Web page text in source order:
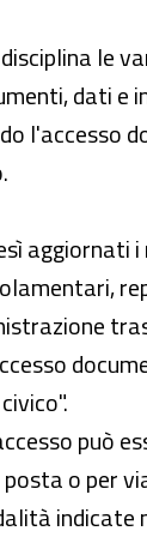
le
dati e
l'accesso
aggiornati i
può
posta o per
indicate